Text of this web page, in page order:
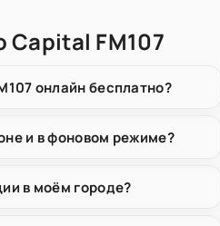
Capital FM107
онлайн бесплатно?
и в фоновом режиме?
в моём городе?